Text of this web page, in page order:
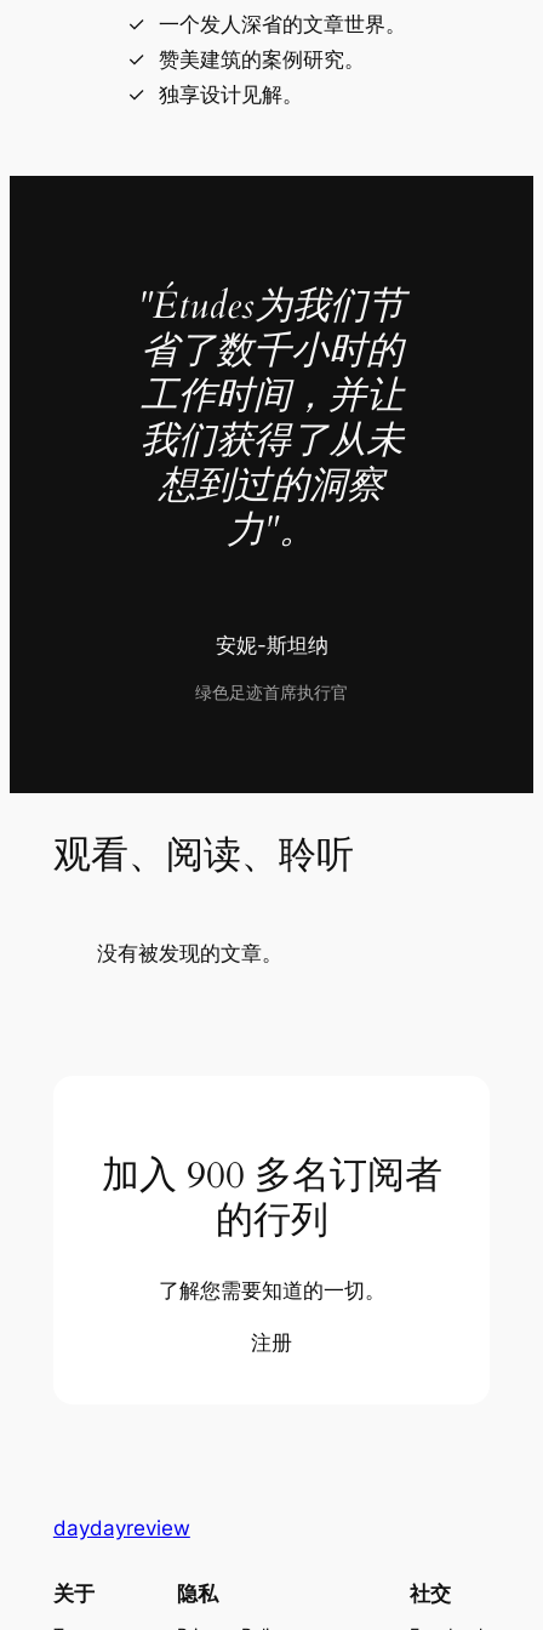
一个发人深省的文章世界。
赞美建筑的案例研究。
独享设计见解。
"Études为我们节
省了数千小时的
工作时间，并让
我们获得了从未
想到过的洞察
力"。
安妮-斯坦纳
绿色足迹首席执行官
观看、阅读、聆听
没有被发现的文章。
加入 900 多名订阅者
的行列
了解您需要知道的一切。
注册
daydayreview
关于 隐私 社交